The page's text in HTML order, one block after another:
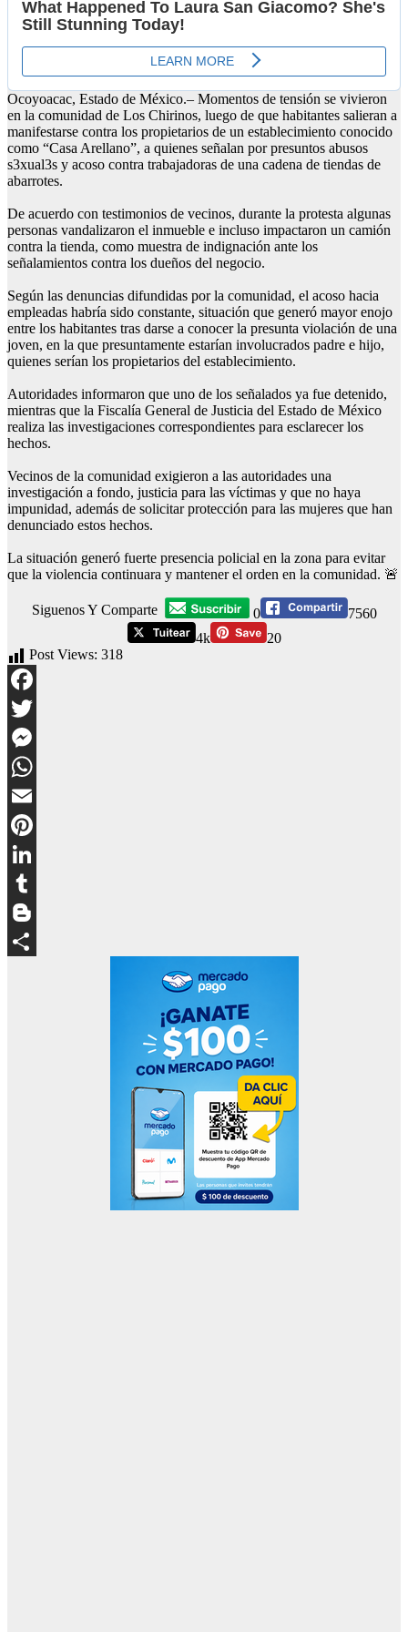
Ocoyoacac, Estado de México.– Momentos de tensión se vivieron
en la comunidad de Los Chirinos, luego de que habitantes salieran a
manifestarse contra los propietarios de un establecimiento conocido
como “Casa Arellano”, a quienes señalan por presuntos abusos
s3xual3s y acoso contra trabajadoras de una cadena de tiendas de
abarrotes.
De acuerdo con testimonios de vecinos, durante la protesta algunas
personas vandalizaron el inmueble e incluso impactaron un camión
contra la tienda, como muestra de indignación ante los
señalamientos contra los dueños del negocio.
Según las denuncias difundidas por la comunidad, el acoso hacia
empleadas habría sido constante, situación que generó mayor enojo
entre los habitantes tras darse a conocer la presunta violación de una
joven, en la que presuntamente estarían involucrados padre e hijo,
quienes serían los propietarios del establecimiento.
Autoridades informaron que uno de los señalados ya fue detenido,
mientras que la Fiscalía General de Justicia del Estado de México
realiza las investigaciones correspondientes para esclarecer los
hechos.
Vecinos de la comunidad exigieron a las autoridades una
investigación a fondo, justicia para las víctimas y que no haya
impunidad, además de solicitar protección para las mujeres que han
denunciado estos hechos.
La situación generó fuerte presencia policial en la zona para evitar
que la violencia continuara y mantener el orden en la comunidad. 🚨
Siguenos Y Comparte 0
7560
4k
20
Post Views: 318
Facebook
Twitter
Messenger
WhatsApp
Email
Pinterest
LinkedIn
Tumblr
Blogger